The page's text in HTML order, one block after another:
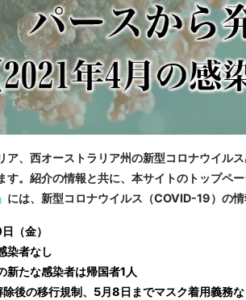
ア、西オーストラリア州の新型コロナウイル
す。紹介の情報と共に、本サイトのトップペ
には、新型コロナウイルス（COVID-19）の情
（金）
染者なし
たな感染者は帰国者1人
後の移行規制、5月8日までマスク着用義務